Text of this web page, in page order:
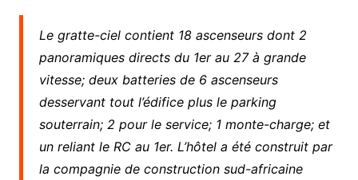
Le gratte-ciel contient 18 ascenseurs dont 2
panoramiques directs du 1er au 27 à grande
vitesse; deux batteries de 6 ascenseurs
desservant tout l’édifice plus le parking
souterrain; 2 pour le service; 1 monte-charge; et
un reliant le RC au 1er. L’hôtel a été construit par
la compagnie de construction sud-africaine